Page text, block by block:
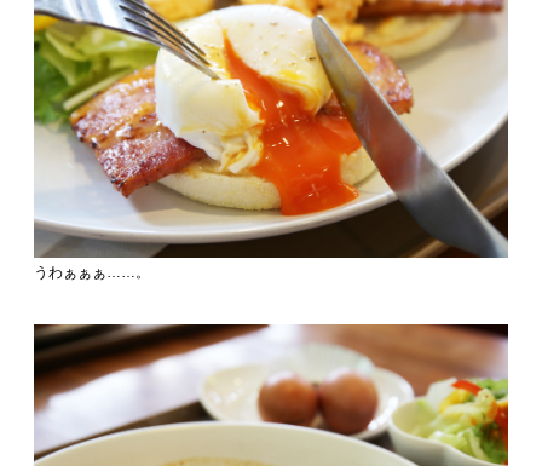
うわぁぁぁ……。